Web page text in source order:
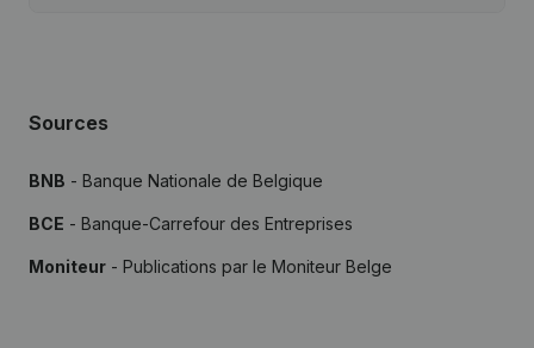
Sources
BNB - Banque Nationale de Belgique
BCE - Banque-Carrefour des Entreprises
Moniteur - Publications par le Moniteur Belge